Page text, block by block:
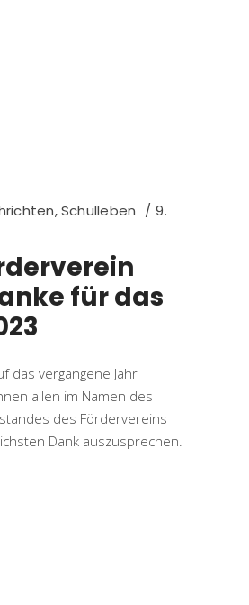
,Schulleben
9.
für das
das vergangene Jahr
allen im Namen des
des Fördervereins
Dank auszusprechen.